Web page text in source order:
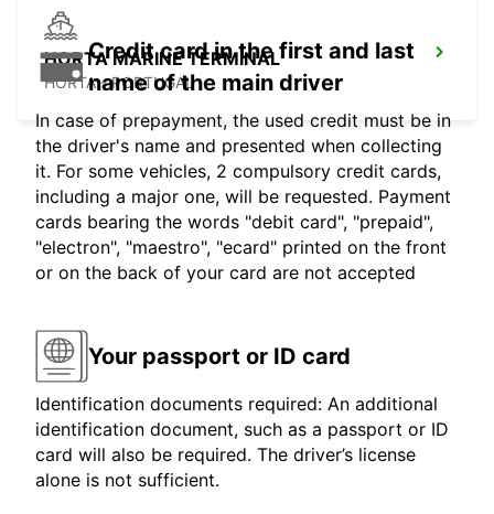
HORTA MARINE TERMINAL
HORTA - PORTUGAL
Credit card in the first and last
name of the main driver
In case of prepayment, the used credit must be in
the driver's name and presented when collecting
it. For some vehicles, 2 compulsory credit cards,
including a major one, will be requested. Payment
cards bearing the words "debit card", "prepaid",
"electron", "maestro", "ecard" printed on the front
or on the back of your card are not accepted
Your passport or ID card
Identification documents required: An additional
identification document, such as a passport or ID
card will also be required. The driver’s license
alone is not sufficient.